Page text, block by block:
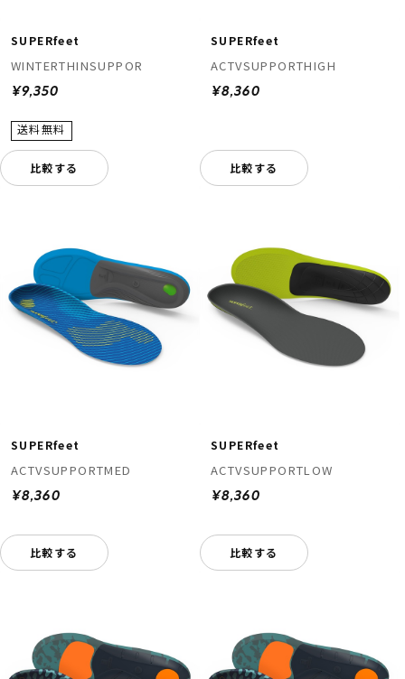
ムラサキスポーツ 公式アプリ
ポイント・クーポンもこのアプリで！
SUPERfeet
WINTERTHINSUPPOR
¥9,350
比較する
SUPERfeet
ACTVSUPPORTHIGH
¥8,360
比較する
SUPERfeet
ACTVSUPPORTMED
¥8,360
比較する
SUPERfeet
ACTVSUPPORTLOW
¥8,360
比較する